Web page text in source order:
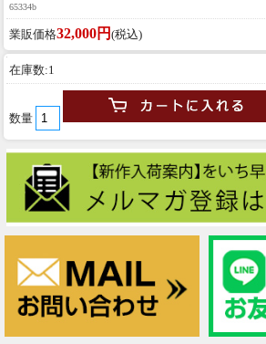
65334b
業販価格32,000円 (税込)
在庫数:1
数量